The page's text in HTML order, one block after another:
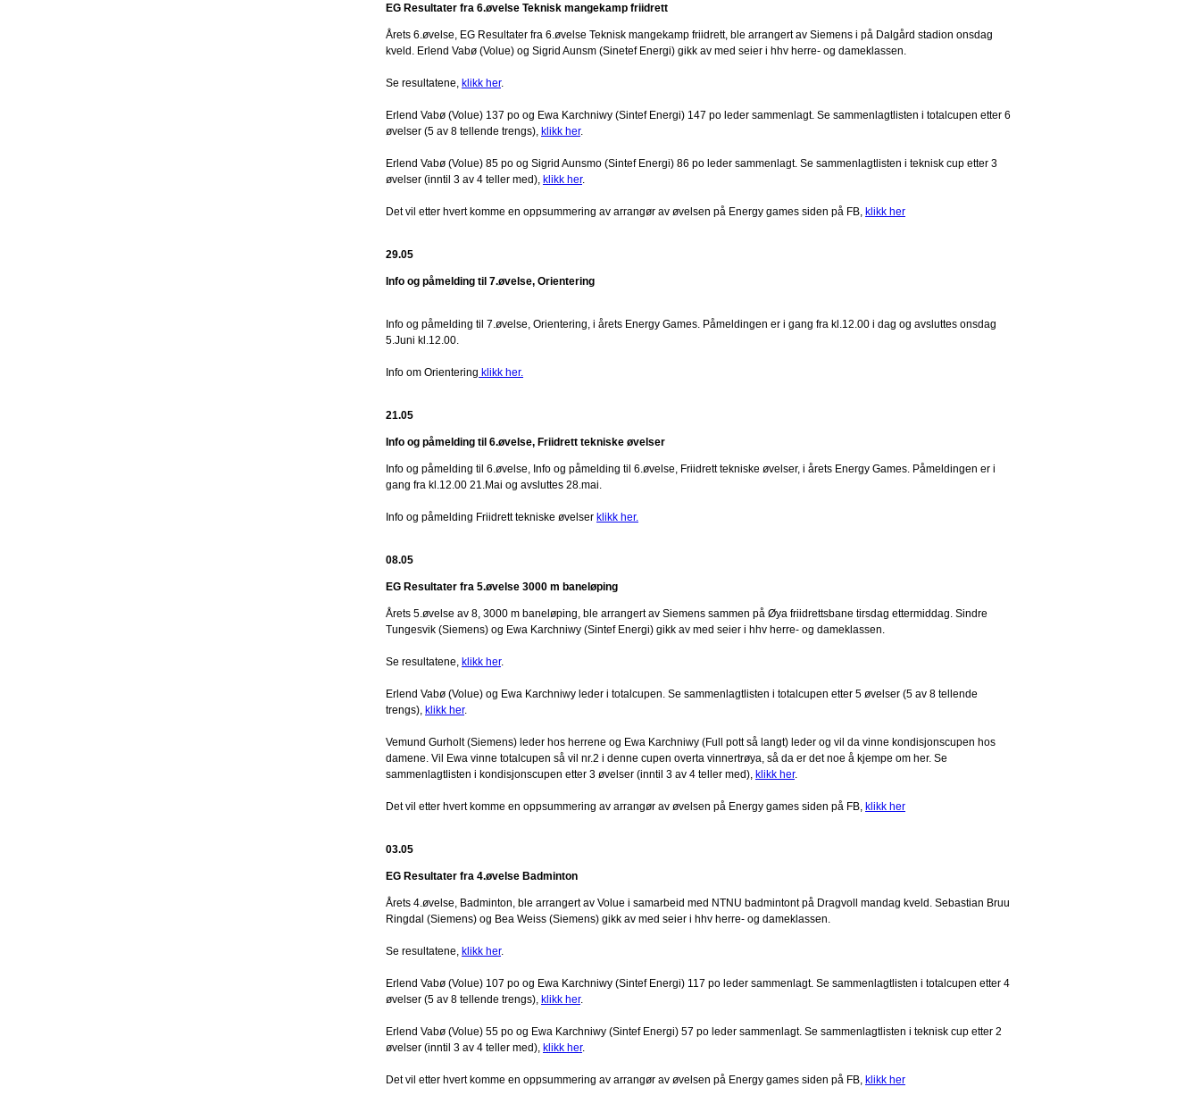
EG Resultater fra 6.øvelse Teknisk mangekamp friidrett
Årets 6.øvelse, EG Resultater fra 6.øvelse Teknisk mangekamp friidrett, ble arrangert av Siemens i på Dalgård stadion onsdag
kveld. Erlend Vabø (Volue) og Sigrid Aunsm (Sinetef Energi) gikk av med seier i hhv herre- og dameklassen.
Se resultatene, klikk her.
Erlend Vabø (Volue) 137 po og Ewa Karchniwy (Sintef Energi) 147 po leder sammenlagt. Se sammenlagtlisten i totalcupen etter 6
øvelser (5 av 8 tellende trengs), klikk her.
Erlend Vabø (Volue) 85 po og Sigrid Aunsmo (Sintef Energi) 86 po leder sammenlagt. Se sammenlagtlisten i teknisk cup etter 3
øvelser (inntil 3 av 4 teller med), klikk her.
Det vil etter hvert komme en oppsummering av arrangør av øvelsen på Energy games siden på FB, klikk her
29.05
Info og påmelding til 7.øvelse, Orientering
Info og påmelding til 7.øvelse, Orientering, i årets Energy Games. Påmeldingen er i gang fra kl.12.00 i dag og avsluttes onsdag
5.Juni kl.12.00.
Info om Orientering klikk her.
21.05
Info og påmelding til 6.øvelse, Friidrett tekniske øvelser
Info og påmelding til 6.øvelse, Info og påmelding til 6.øvelse, Friidrett tekniske øvelser, i årets Energy Games. Påmeldingen er i
gang fra kl.12.00 21.Mai og avsluttes 28.mai.
Info og påmelding Friidrett tekniske øvelser klikk her.
08.05
EG Resultater fra 5.øvelse 3000 m baneløping
Årets 5.øvelse av 8, 3000 m baneløping, ble arrangert av Siemens sammen på Øya friidrettsbane tirsdag ettermiddag. Sindre
Tungesvik (Siemens) og Ewa Karchniwy (Sintef Energi) gikk av med seier i hhv herre- og dameklassen.
Se resultatene, klikk her.
Erlend Vabø (Volue) og Ewa Karchniwy leder i totalcupen. Se sammenlagtlisten i totalcupen etter 5 øvelser (5 av 8 tellende
trengs), klikk her.
Vemund Gurholt (Siemens) leder hos herrene og Ewa Karchniwy (Full pott så langt) leder og vil da vinne kondisjonscupen hos
damene. Vil Ewa vinne totalcupen så vil nr.2 i denne cupen overta vinnertrøya, så da er det noe å kjempe om her. Se
sammenlagtlisten i kondisjonscupen etter 3 øvelser (inntil 3 av 4 teller med), klikk her.
Det vil etter hvert komme en oppsummering av arrangør av øvelsen på Energy games siden på FB, klikk her
03.05
EG Resultater fra 4.øvelse Badminton
Årets 4.øvelse, Badminton, ble arrangert av Volue i samarbeid med NTNU badmintont på Dragvoll mandag kveld. Sebastian Bruu
Ringdal (Siemens) og Bea Weiss (Siemens) gikk av med seier i hhv herre- og dameklassen.
Se resultatene, klikk her.
Erlend Vabø (Volue) 107 po og Ewa Karchniwy (Sintef Energi) 117 po leder sammenlagt. Se sammenlagtlisten i totalcupen etter 4
øvelser (5 av 8 tellende trengs), klikk her.
Erlend Vabø (Volue) 55 po og Ewa Karchniwy (Sintef Energi) 57 po leder sammenlagt. Se sammenlagtlisten i teknisk cup etter 2
øvelser (inntil 3 av 4 teller med), klikk her.
Det vil etter hvert komme en oppsummering av arrangør av øvelsen på Energy games siden på FB, klikk her